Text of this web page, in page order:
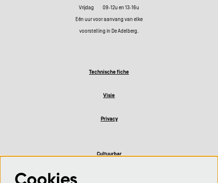
Vrijdag 09-12u en 13-16u
Eén uur voor aanvang van elke
voorstelling in De Adelberg.
Technische fiche
Visie
Privacy
Cultuurbar